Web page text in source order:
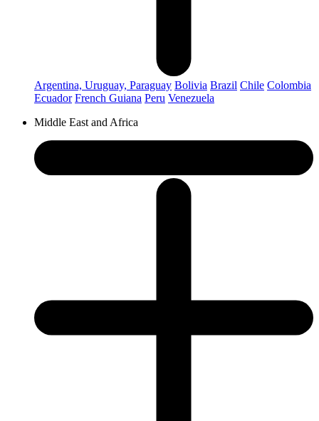
Argentina, Uruguay, Paraguay Bolivia Brazil Chile Colombia
Ecuador French Guiana Peru Venezuela
Middle East and Africa